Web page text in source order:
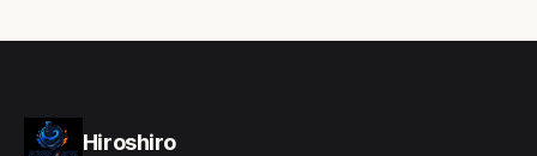
Hiroshiro